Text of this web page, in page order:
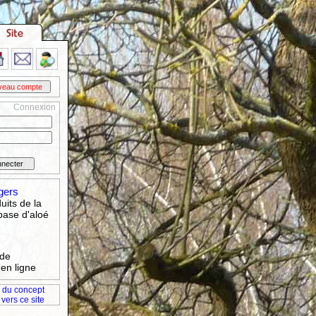
Connexion
de la
d'aloé
ligne
du concept
ce site